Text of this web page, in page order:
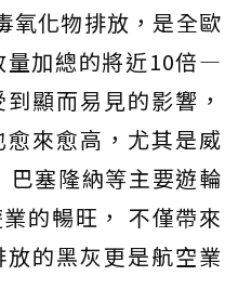
氧化物排放，是全歐
量加總的將近10倍―
顯而易見的影響，
來愈高，尤其是威
塞隆納等主要遊輪
的暢旺， 不僅帶來
的黑灰更是航空業